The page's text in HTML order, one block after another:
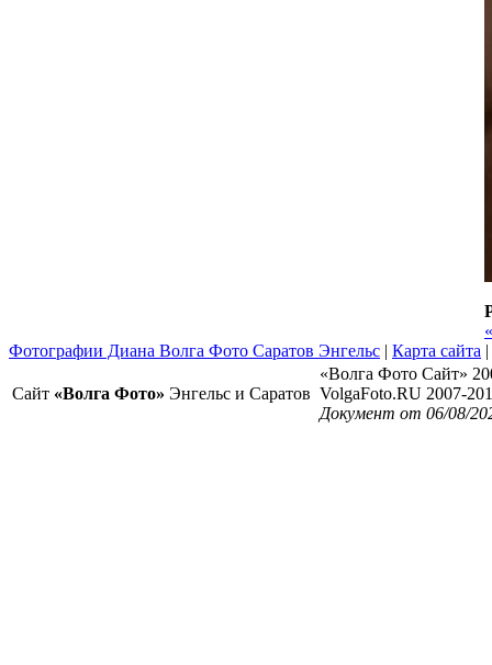
Фотографии Диана Волга Фото Саратов Энгельс | Карта сайта |
Сайт «Волга Фото» Энгельс и Саратов
«Волга Фото Сайт»
VolgaFoto.RU 2007-
Документ от 06/08/